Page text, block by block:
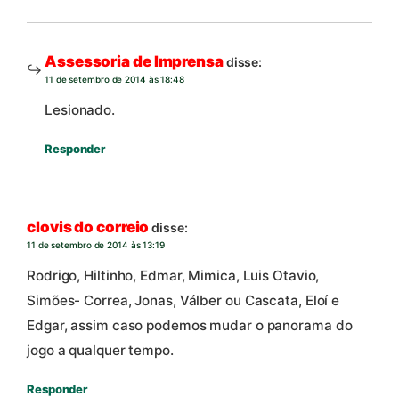
Assessoria de Imprensadisse:
11 de setembro de 2014 às 18:48
Lesionado.
Responder
clovis do correio disse:
11 de setembro de 2014 às 13:19
Rodrigo, Hiltinho, Edmar, Mimica, Luis Otavio,
Simões- Correa, Jonas, Válber ou Cascata, Eloí e
Edgar, assim caso podemos mudar o panorama do
jogo a qualquer tempo.
Responder